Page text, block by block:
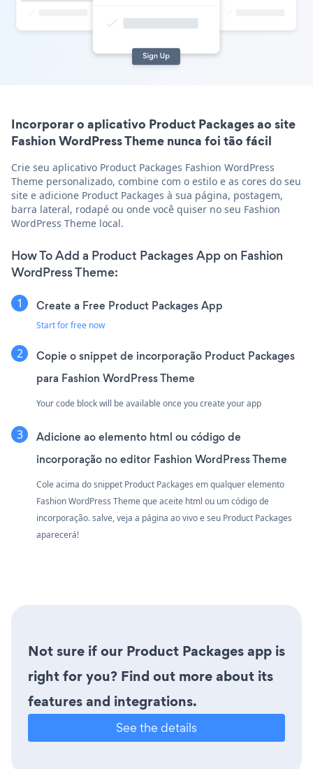
Incorporar o aplicativo Product Packages ao site
Fashion WordPress Theme nunca foi tão fácil
Crie seu aplicativo Product Packages Fashion WordPress
Theme personalizado, combine com o estilo e as cores do seu
site e adicione Product Packages à sua página, postagem,
barra lateral, rodapé ou onde você quiser no seu Fashion
WordPress Theme local.
How To Add a Product Packages App on Fashion
WordPress Theme:
Create a Free Product Packages App
Start for free now
Copie o snippet de incorporação Product Packages
para Fashion WordPress Theme
Your code block will be available once you create your app
Adicione ao elemento html ou código de
incorporação no editor Fashion WordPress Theme
Cole acima do snippet Product Packages em qualquer elemento
Fashion WordPress Theme que aceite html ou um código de
incorporação. salve, veja a página ao vivo e seu Product Packages
aparecerá!
Not sure if our Product Packages app is
right for you? Find out more about its
features and integrations.
See the details